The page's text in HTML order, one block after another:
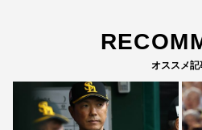
オススメ記